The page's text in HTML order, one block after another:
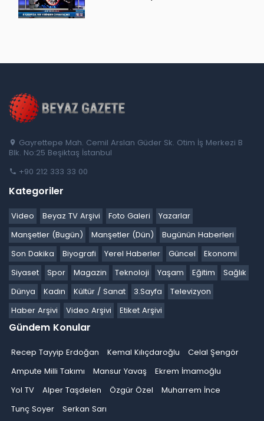
Gayrettepe Mah. Cemil Arslan Güder Sk. Otim İş Merkezi B
Blk. No:25 Beşiktaş İstanbul
+90 212 333 33 00
Kategoriler
Video Beyaz TV Arşivi Foto Galeri
Yazarlar
Manşetler (Bugün)
Manşetler (Dün)
Bugünün Haberleri
Son Dakika
Biyografi Yerel Haberler Güncel
Ekonomi
Siyaset
Spor Magazin Teknoloji Yaşam Eğitim
Sağlık
Dünya
Kadın Kültür / Sanat 3.Sayfa
Televizyon
Haber Arşivi
Video Arşivi Etiket Arşivi
Gündem Konular
Recep Tayyip Erdoğan Kemal Kılıçdaroğlu
Celal Şengör
Ampute Milli Takımı
Mansur Yavaş
Ekrem İmamoğlu
Yol TV
Alper Taşdelen Özgür Özel
Muharrem İnce
Tunç Soyer
Serkan Sarı